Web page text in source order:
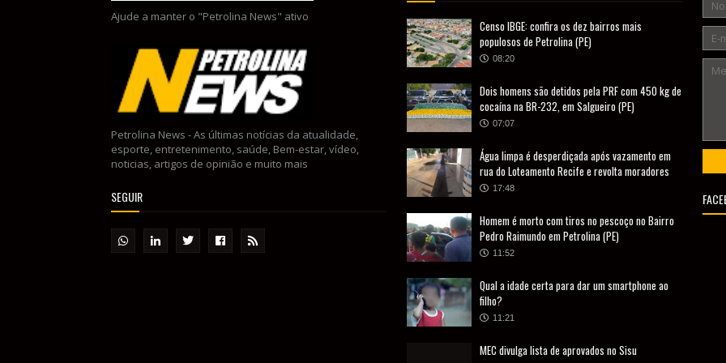
Ajude a manter o "Petrolina News" ativo
Petrolina News - As últimas notícias da atualidade,
esporte, entretenimento, saúde, Bem-estar, vídeo,
noticias, artigos de opinião e muito mais
SEGUIR
Censo IBGE: confira os dez bairros mais
populosos de Petrolina (PE)
08:20
Dois homens são detidos pela PRF com 450 kg de
cocaína na BR-232, em Salgueiro (PE)
07:07
Água limpa é desperdiçada após vazamento em
rua do Loteamento Recife e revolta moradores
17:48
Homem é morto com tiros no pescoço no Bairro
Pedro Raimundo em Petrolina (PE)
11:52
Qual a idade certa para dar um smartphone ao
filho?
11:21
MEC divulga lista de aprovados no Sisu